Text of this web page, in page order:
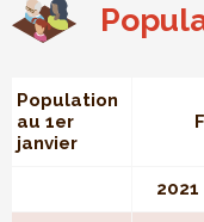
Population
au 1er
janvier
2021